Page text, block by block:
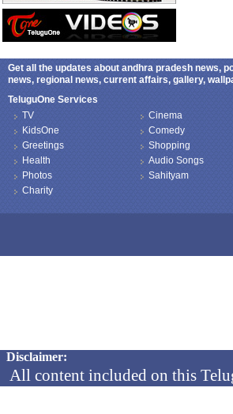
Get all the updates about andhra pradesh news,
news, regional news, current affairs, gallery,
TeluguOne Services
TV
KidsOne
Greetings
Health
Photos
Charity
Cinema
Comedy
Shopping
Audio Songs
Sahityam
Disclaimer:
All content included on this